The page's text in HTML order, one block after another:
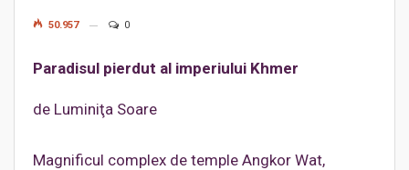
50.957 0
Paradisul pierdut al imperiului Khmer
de Luminiţa Soare
Magnificul complex de temple Angkor Wat,